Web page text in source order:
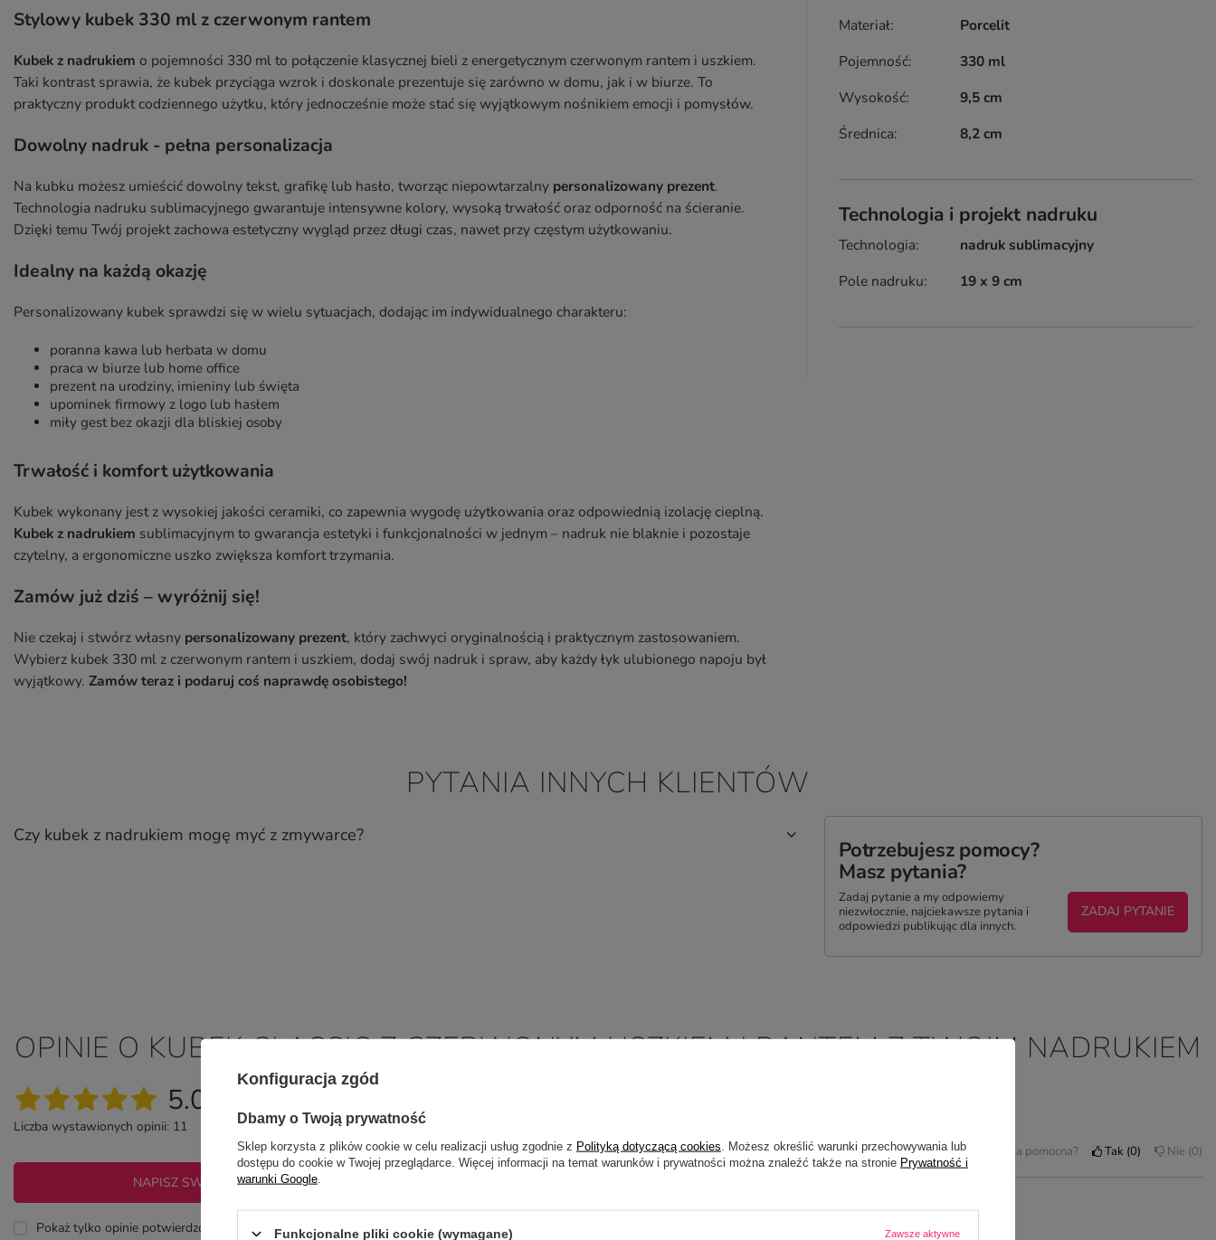
Stylowy kubek 330 ml z czerwonym rantem
Kubek z nadrukiem o pojemności 330 ml to połączenie klasycznej bieli z energetycznym czerwonym rantem i uszkiem.
Taki kontrast sprawia, że kubek przyciąga wzrok i doskonale prezentuje się zarówno w domu, jak i w biurze. To
praktyczny produkt codziennego użytku, który jednocześnie może stać się wyjątkowym nośnikiem emocji i pomysłów.
Dowolny nadruk - pełna personalizacja
Na kubku możesz umieścić dowolny tekst, grafikę lub hasło, tworząc niepowtarzalny personalizowany prezent.
Technologia nadruku sublimacyjnego gwarantuje intensywne kolory, wysoką trwałość oraz odporność na ścieranie.
Dzięki temu Twój projekt zachowa estetyczny wygląd przez długi czas, nawet przy częstym użytkowaniu.
Idealny na każdą okazję
Personalizowany kubek sprawdzi się w wielu sytuacjach, dodając im indywidualnego charakteru:
poranna kawa lub herbata w domu
praca w biurze lub home office
prezent na urodziny, imieniny lub święta
upominek firmowy z logo lub hasłem
miły gest bez okazji dla bliskiej osoby
Trwałość i komfort użytkowania
Kubek wykonany jest z wysokiej jakości ceramiki, co zapewnia wygodę użytkowania oraz odpowiednią izolację cieplną.
Kubek z nadrukiem sublimacyjnym to gwarancja estetyki i funkcjonalności w jednym – nadruk nie blaknie i pozostaje
czytelny, a ergonomiczne uszko zwiększa komfort trzymania.
Zamów już dziś – wyróżnij się!
Nie czekaj i stwórz własny personalizowany prezent, który zachwyci oryginalnością i praktycznym zastosowaniem.
Wybierz kubek 330 ml z czerwonym rantem i uszkiem, dodaj swój nadruk i spraw, aby każdy łyk ulubionego napoju był
wyjątkowy. Zamów teraz i podaruj coś naprawdę osobistego!
Materiał
Porcelit
Pojemność
330 ml
Wysokość
9,5 cm
Średnica
8,2 cm
Technologia i projekt nadruku
Technologia
nadruk sublimacyjny
Pole nadruku
19 x 9 cm
PYTANIA INNYCH KLIENTÓW
Czy kubek z nadrukiem mogę myć z zmywarce?
Potrzebujesz pomocy?
Masz pytania?
Zadaj pytanie a my odpowiemy
niezwłocznie, najciekawsze pytania i
odpowiedzi publikując dla innych.
ZADAJ PYTANIE
OPINIE O KUBEK CLASSIC Z CZERWONYM USZKIEM I RANTEM Z TWOIM NADRUKIEM
5.00
Liczba wystawionych opinii: 11
NAPISZ SWOJĄ OPINIĘ
Pokaż tylko opinie potwierdzone zakupem
Nadruk na kubku - pomimo wątpliwej jakości zdjęć - super!!!
2025-11-27 Małgorzata, Koleczkowo Czy opinia była pomocna? Tak 0 Nie 0
Konfiguracja zgód
Dbamy o Twoją prywatność
Sklep korzysta z plików cookie w celu realizacji usług zgodnie z Polityką dotyczącą cookies . Możesz określić warunki przechowywania lub
dostępu do cookie w Twojej przeglądarce. Więcej informacji na temat warunków i prywatności można znaleźć także na stronie Prywatność i
warunki Google
Funkcjonalne pliki cookie (wymagane) Zawsze aktywne